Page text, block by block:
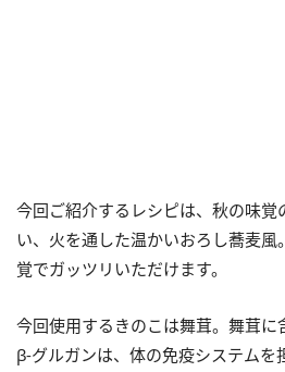
今回ご紹介するレシピは、秋の味覚
い、火を通した温かいおろし蕎麦
覚でガッツリいただけます。
今回使用するきのこは舞茸。舞茸
β-グルガンは、体の免疫システムを